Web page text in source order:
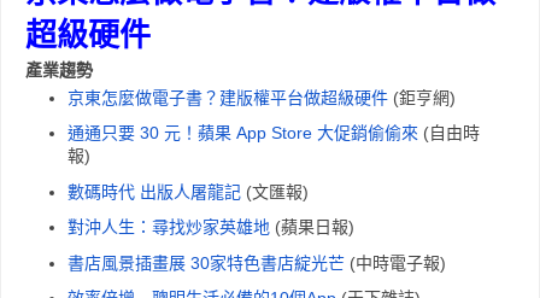
超級硬件
產業趨勢
京東怎麼做電子書？建版權平台做超級硬件 (鉅亨網)
通通只要 30 元！蘋果 App Store 大促銷偷偷來 (自由時
報)
數碼時代 出版人屠龍記 (文匯報)
對沖人生：尋找炒家英雄地 (蘋果日報)
書店風景插畫展 30家特色書店綻光芒 (中時電子報)